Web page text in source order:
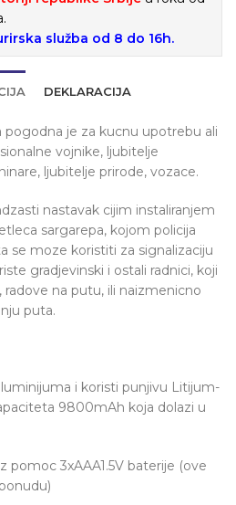
služba od 8 do 16h.
DEKLARACIJA
pogodna je za kucnu upotrebu ali
vojnike, ljubitelje
ljubitelje prirode, vozace.
nastavak cijim instaliranjem
sargarepa, kojom policija
se moze koristiti za signalizaciju
gradjevinski i ostali radnici, koji
radove na putu, ili naizmenicno
puta.
i koristi punjivu Litijum-
9800mAh koja dolazi u
pomoc 3xAAA1.5V baterije (ove